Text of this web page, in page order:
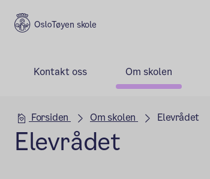
Tøyen skole
Kontakt oss Om skolen
Hovedseksjon
Forsiden Om skolen Elevrådet
Elevrådet